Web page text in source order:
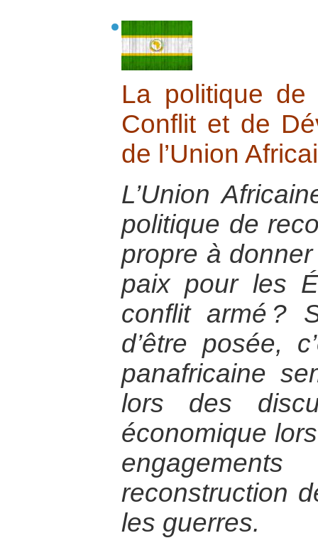
La politique de
Conflit et de
de l’Union
L’Union
politique de
propre à
paix pour les
conflit armé ?
d’être posée,
panafricaine
lors des
économique
reconstruction
les guerres.